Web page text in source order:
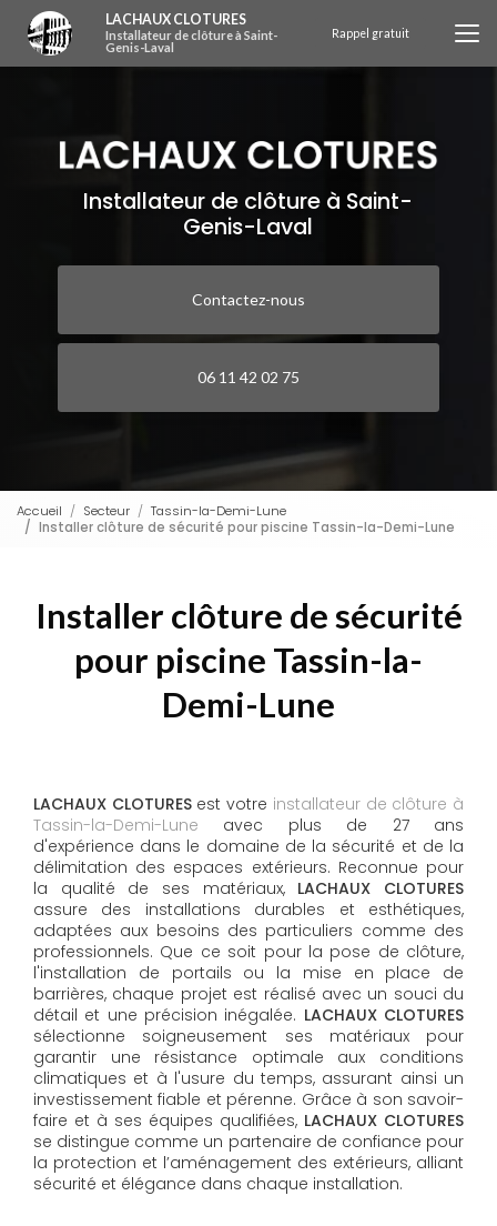
contenu
principal
LACHAUX CLOTURES
Installateur de clôture à Saint-
Genis-Laval
Rappel gratuit
Installateur de clôture à Saint-
Genis-Laval
Contactez-nous
06 11 42 02 75
Accueil Secteur
Tassin-la-Demi-Lune
Installer clôture de sécurité pour piscine Tassin-la-Demi-Lune
Installer clôture de sécurité
pour piscine Tassin-la-
Demi-Lune
LACHAUX CLOTURESest votre installateur de clôture à
Tassin-la-Demi-Lune avec plus de 27 ans
d'expérience dans le domaine de la sécurité et de la
délimitation des espaces extérieurs. Reconnue pour
la qualité de ses matériaux, LACHAUX CLOTURES
assure des installations durables et esthétiques,
adaptées aux besoins des particuliers comme des
professionnels. Que ce soit pour la pose de clôture,
l'installation de portails ou la mise en place de
barrières, chaque projet est réalisé avec un souci du
détail et une précision inégalée. LACHAUX CLOTURES
sélectionne soigneusement ses matériaux pour
garantir une résistance optimale aux conditions
climatiques et à l'usure du temps, assurant ainsi un
investissement fiable et pérenne. Grâce à son savoir-
faire et à ses équipes qualifiées, LACHAUX CLOTURES​​​​​​​
se distingue comme un partenaire de confiance pour
la protection et l’aménagement des extérieurs, alliant
sécurité et élégance dans chaque installation.